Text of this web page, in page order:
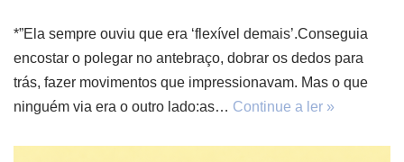
*”Ela sempre ouviu que era ‘flexível demais’.Conseguia
encostar o polegar no antebraço, dobrar os dedos para
trás, fazer movimentos que impressionavam. Mas o que
ninguém via era o outro lado:as… Continue a ler »